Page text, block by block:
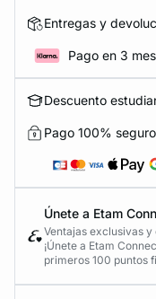
Entregas y
Pago en 3
Descuento
Pago 100% seguro
Únete a Etam
Ventajas exclusivas
¡Únete a Etam
primeros 100 puntos